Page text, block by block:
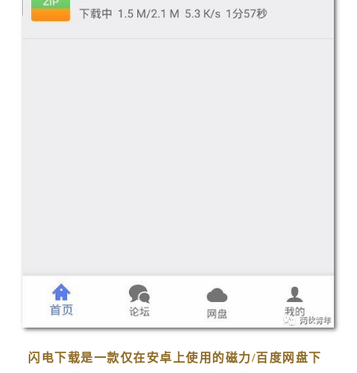
闪电下载是一款仅在安卓上使用的磁力/百度网盘下